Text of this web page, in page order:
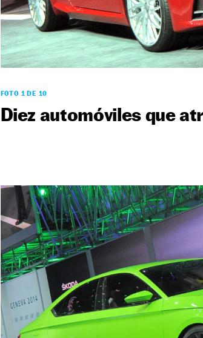
FOTO 1 DE 10
Diez automóviles que